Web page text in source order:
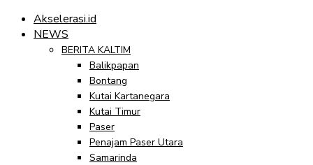
Akselerasi.id
NEWS
BERITA KALTIM
Balikpapan
Bontang
Kutai Kartanegara
Kutai Timur
Paser
Penajam Paser Utara
Samarinda